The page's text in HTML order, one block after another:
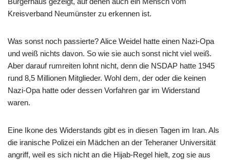
Kreisverband Neumünster zu erkennen ist.
Was sonst noch passierte? Alice Weidel hatte einen Nazi-Opa
und weiß nichts davon. So wie sie auch sonst nicht viel weiß.
Aber darauf rumreiten lohnt nicht, denn die NSDAP hatte 1945
rund 8,5 Millionen Mitglieder. Wohl dem, der oder die keinen
Nazi-Opa hatte oder dessen Vorfahren gar im Widerstand
waren.
Eine Ikone des Widerstands gibt es in diesen Tagen im Iran. Als
die iranische Polizei ein Mädchen an der Teheraner Universität
angriff, weil es sich nicht an die Hijab-Regel hielt, zog sie aus